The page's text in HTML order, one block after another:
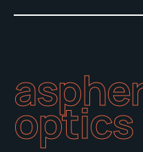
optics